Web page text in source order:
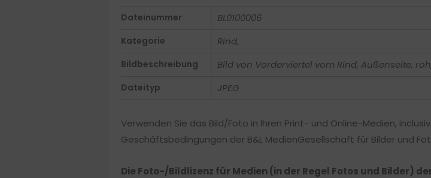
Dateinummer BL0100006
Kategorie Rind,
Bildbeschreibung Bild von Vorderviertel vom Rind, Außenseite,
Dateityp JPEG
Verwenden Sie das Bild/Foto in Ihren Print- und Online-Medien,
Geschäftsbedingungen der B&L MedienGesellschaft für Bilder und
Die Foto-/Bildlizenz für Medien (in der Regel Fotos und Bilder)